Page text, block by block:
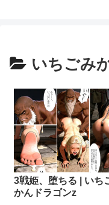
いちごみ
3戦姫、堕ちる | いち
かんドラゴンz